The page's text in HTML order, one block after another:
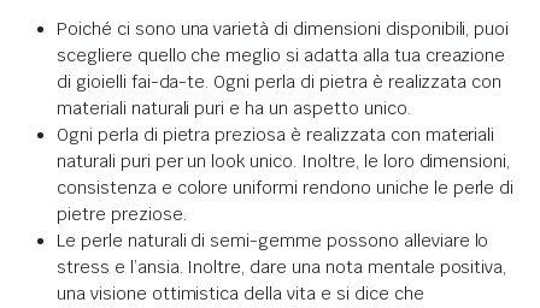
Poiché ci sono una varietà di dimensioni disponibili, puoi
scegliere quello che meglio si adatta alla tua creazione
di gioielli fai-da-te. Ogni perla di pietra è realizzata con
materiali naturali puri e ha un aspetto unico.
Ogni perla di pietra preziosa è realizzata con materiali
naturali puri per un look unico. Inoltre, le loro dimensioni,
consistenza e colore uniformi rendono uniche le perle di
pietre preziose.
Le perle naturali di semi-gemme possono alleviare lo
stress e l’ansia. Inoltre, dare una nota mentale positiva,
una visione ottimistica della vita e si dice che